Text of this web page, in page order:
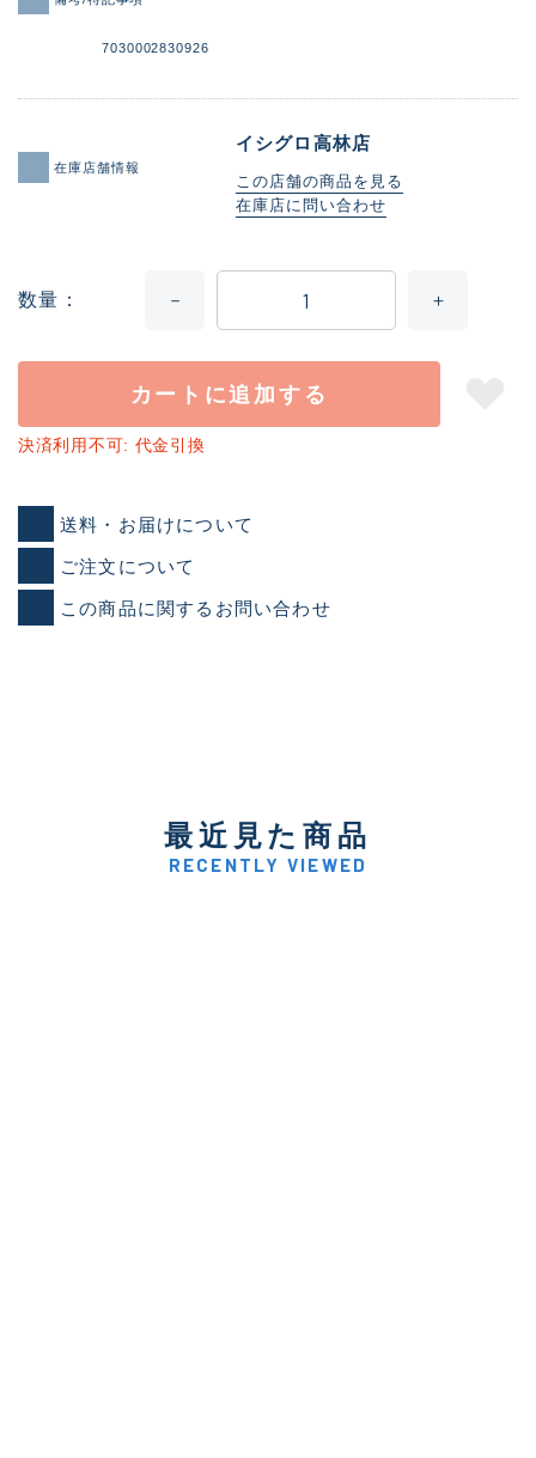
7030002830926
在庫店舗情報
イシグロ高林店
この店舗の商品を見る
在庫店に問い合わせ
数量
カートに追加する
決済利用不可: 代金引換
送料・お届けについて
ご注文について
この商品に関するお問い合わせ
最近見た商品
RECENTLY VIEWED